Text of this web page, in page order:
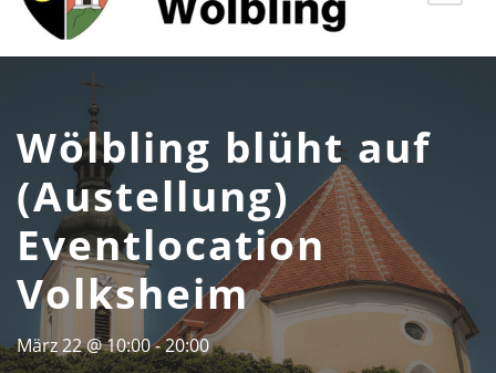
Wölbling blüht auf
(Austellung)
Eventlocation
Volksheim
März 22 @ 10:00-20:00